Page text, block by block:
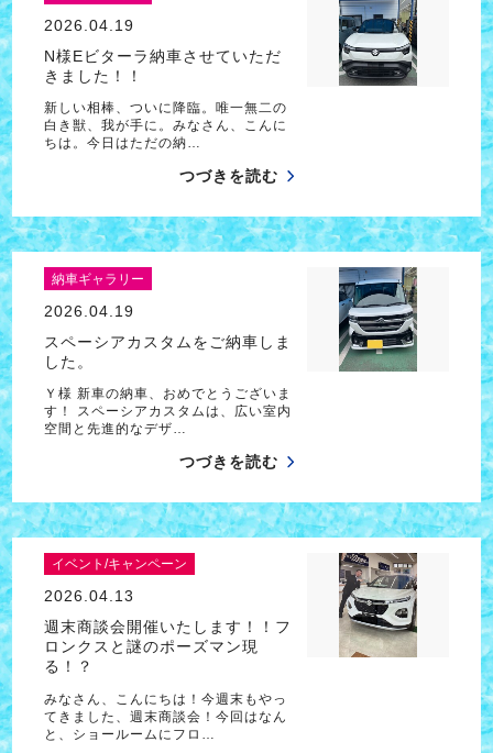
2026.04.19
N様Eビターラ納車させていただ
きました！！
新しい相棒、ついに降臨。唯一無二の
白き獣、我が手に。みなさん、こんに
ちは。今日はただの納…
つづきを読む
納車ギャラリー
2026.04.19
スペーシアカスタムをご納車しま
した。
Ｙ様 新車の納車、おめでとうございま
す！ スペーシアカスタムは、広い室内
空間と先進的なデザ…
つづきを読む
イベント/キャンペーン
2026.04.13
週末商談会開催いたします！！フ
ロンクスと謎のポーズマン現
る！？
みなさん、こんにちは！今週末もやっ
てきました、週末商談会！今回はなん
と、ショールームにフロ…